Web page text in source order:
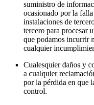
suministro de
ocasionado por la
instalaciones de
tercero para procesar
que podamos incurrir
cualquier
Cualesquier daños y
a cualquier
por la pérdida en que
control.